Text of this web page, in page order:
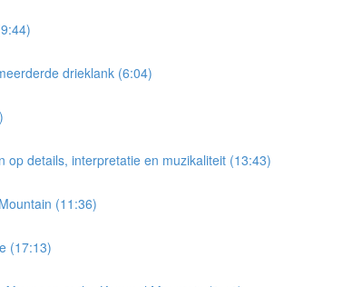
drieklank (6:04)
op details, interpretatie en muzikaliteit (13:43)
(11:36)
(17:13)